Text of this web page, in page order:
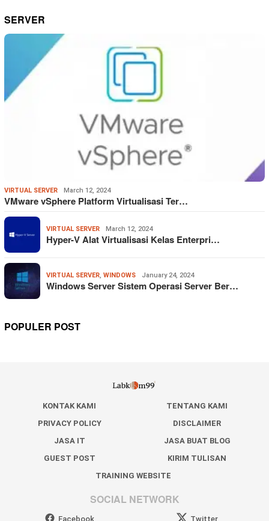
SERVER
VIRTUAL SERVER March 12, 2024
VMware vSphere Platform Virtualisasi Ter…
VIRTUAL SERVER March 12, 2024
Hyper-V Alat Virtualisasi Kelas Enterpri…
VIRTUAL SERVER, WINDOWS January 24, 2024
Windows Server Sistem Operasi Server Ber…
POPULER POST
KONTAK KAMI
TENTANG KAMI
PRIVACY POLICY
DISCLAIMER
JASA IT
JASA BUAT BLOG
GUEST POST
KIRIM TULISAN
TRAINING WEBSITE
SOCIAL NETWORK
Facebook Twitter